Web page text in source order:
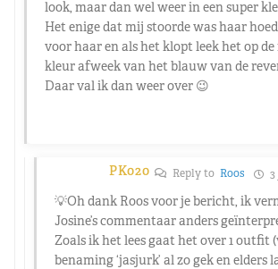
look, maar dan wel weer in een super
Het enige dat mij stoorde was haar
voor haar en als het klopt leek het op
kleur afweek van het blauw van de
Daar val ik dan weer over 😉
PK020 Reply to Roos
💡Oh dank Roos voor je bericht, ik
Josine’s commentaar anders
Zoals ik het lees gaat het over 1 outfit
benaming ‘jasjurk’ al zo gek en elders